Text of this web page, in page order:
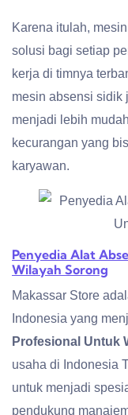
Karena itulah,
solusi bagi setiap
kerja di timnya
mesin absensi sidik
menjadi lebih
kecurangan yang
karyawan.
Penyedia Alat
Wilayah Sorong
Makassar Store
Indonesia yang
Profesional Untuk
usaha di Indonesia
untuk menjadi
pendukung